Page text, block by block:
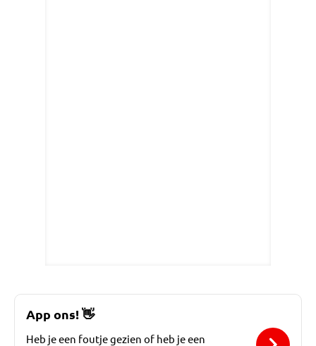
App ons!👋
Heb je een foutje gezien of heb je een